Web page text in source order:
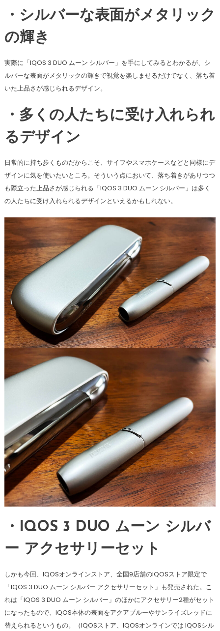
・シルバーな表面がメタリック
の輝き
実際に「IQOS 3 DUO ムーン シルバー」を手にしてみるとわかるが、シ
ルバーな表面がメタリックの輝きで視覚を楽しませるだけでなく、落ち着
いた上品さが感じられるデザイン。
・多くの人たちに受け入れられ
るデザイン
日常的に持ち歩くものだからこそ、サイフやスマホケースなどと同様にデ
ザインに気を使いたいところ。そういう点において、落ち着きがありつつ
も際立った上品さが感じられる「IQOS 3 DUO ムーン シルバー」は多く
の人たちに受け入れられるデザインといえるかもしれない。
・IQOS 3 DUO ムーン シルバ
ー アクセサリーセット
しかも今回、IQOSオンラインストア、全国9店舗のIQOSストア限定で
「IQOS 3 DUO ムーン シルバー アクセサリーセット」も発売された。こ
れは「IQOS 3 DUO ムーン シルバー」のほかにアクセサリー2種がセット
になったもので、IQOS本体の表面をアクアブルーやサンライズレッドに
替えられるというもの。（IQOSストア、IQOSオンラインでは IQOSシル